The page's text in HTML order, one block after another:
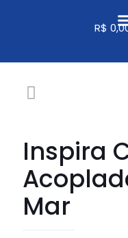
R$
Inspira
Mar